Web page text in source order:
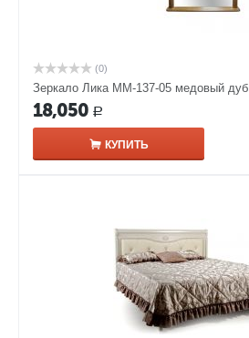
(0)
Зеркало Лика ММ-137-05 медовый дуб
18,050 Р
КУПИТЬ